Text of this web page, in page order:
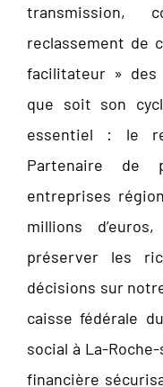
transmission,
reclassement de
facilitateur » des
que soit son
essentiel : le
Partenaire de
entreprises
millions
préserver les
décisions sur
caisse fédérale
social à La-
financière